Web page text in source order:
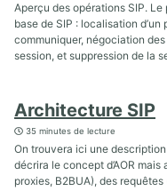
Aperçu des opérations SIP.
base de SIP : localisation
communiquer, négociation
session, et suppression de la
Architecture SIP
35 minutes de lecture
On trouvera ici une
décrira le concept d’AOR
proxies, B2BUA), des